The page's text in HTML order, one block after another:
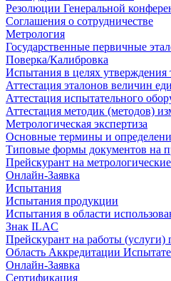
Резолюции Генеральной
Соглашения о сотрудничестве
Метрология
Государственные первичные
Поверка/Калибровка
Испытания в целях утверждения
Аттестация эталонов величин
Аттестация испытательного
Аттестация методик (методов)
Метрологическая экспертиза
Основные термины и
Типовые формы документов на
Прейскурант на
Онлайн-Заявка
Испытания
Испытания продукции
Испытания в области
Знак ILAC
Прейскурант на работы
Область Аккредитации
Онлайн-Заявка
Сертификация